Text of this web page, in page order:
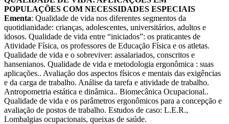
POPULAÇÕES COM NECESSIDADES ESPECIAIS
Ementa: Qualidade de vida nos diferentes segmentos da
quotidianidade: crianças, adolescentes, universitários, adultos e
idosos. Qualidade de vida entre “iniciados”: os praticantes de
Atividade Física, os professores de Educação Física e os atletas.
Qualidade de vida e o sobreviver: assalariados, conscritos e
hansenianos. Qualidade de vida e metodologia ergonômica : suas
aplicações.. Avaliação dos aspectos físicos e mentais das exigências
e da carga de trabalho. Análise da tarefa e atividade de trabalho.
Antropometria estática e dinâmica.. Biomecânica Ocupacional..
Qualidade de vida e os parâmetros ergonômicos para a concepção e
avaliação de postos de trabalho. Estudos de caso: L.E.R.,
Lombalgias ocupacionais, queixas de saúde.